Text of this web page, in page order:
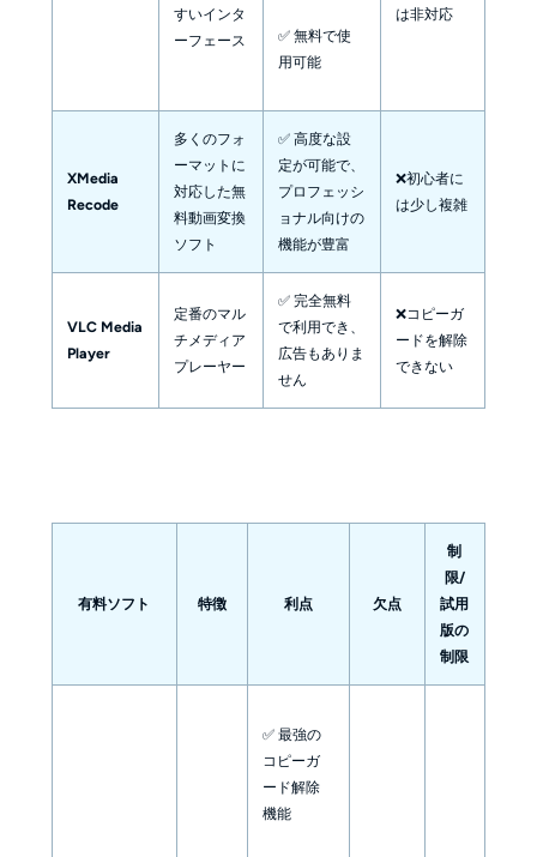
すいインタ
ーフェース
✅ 無料で使
用可能
は非対応
XMedia
Recode
多くのフォ
ーマットに
対応した無
料動画変換
ソフト
✅ 高度な設
定が可能で、
プロフェッシ
ョナル向けの
機能が豊富
❌初心者に
は少し複雑
VLC Media
Player
定番のマル
チメディア
プレーヤー
✅ 完全無料
で利用でき、
広告もありま
せん
❌コピーガ
ードを解除
できない
有料ソフト 特徴 利点 欠点
制
限/
試用
版の
制限
✅ 最強の
コピーガ
ード解除
機能